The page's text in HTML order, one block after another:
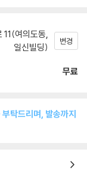
11(여의도동,
일신빌딩)
변경
무료
탁드리며, 발송까지